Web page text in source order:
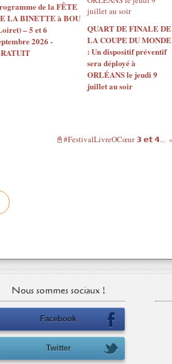
de la FÊTE
LA BINETTE à BOU
– 5 et 6
2026 -
QUART DE FINALE DE
LA COUPE DU MONDE
: Un dispositif préventif
sera déployé à
ORLÉANS le jeudi 9
juillet au soir
📓#FestivalLivreOCœur 𝟯 𝗲𝘁 𝟰...
Nous sommes sociaux !
Facebook
Twitter